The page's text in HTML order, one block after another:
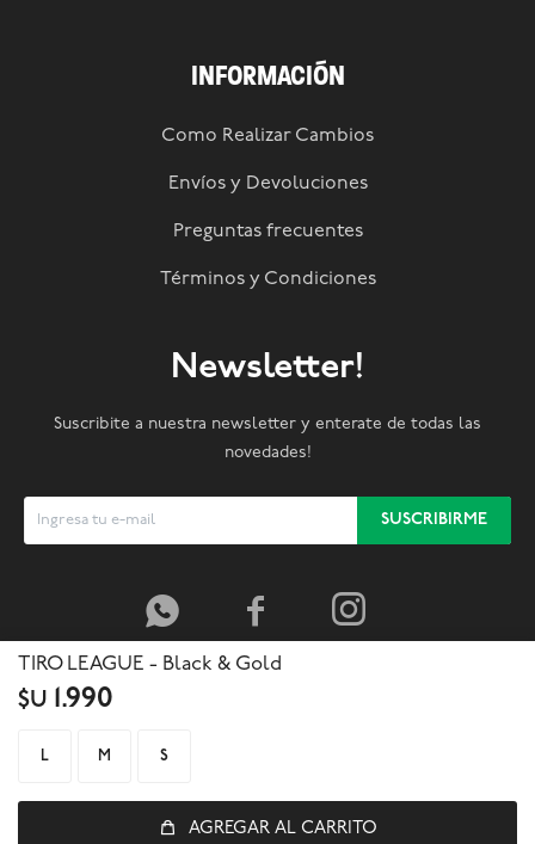
TIRO LEAGUE - Black & Gold
$U 1.990
L M S
AGREGAR AL CARRITO
INFORMACIÓN
Como Realizar Cambios
Envíos y Devoluciones
Preguntas frecuentes
Términos y Condiciones
Newsletter!
Suscribite a nuestra newsletter y enterate de todas las
novedades!
SUSCRIBIRME
  